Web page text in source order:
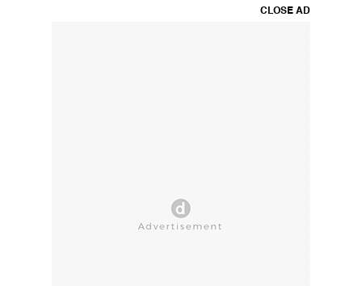
CLOSE AD